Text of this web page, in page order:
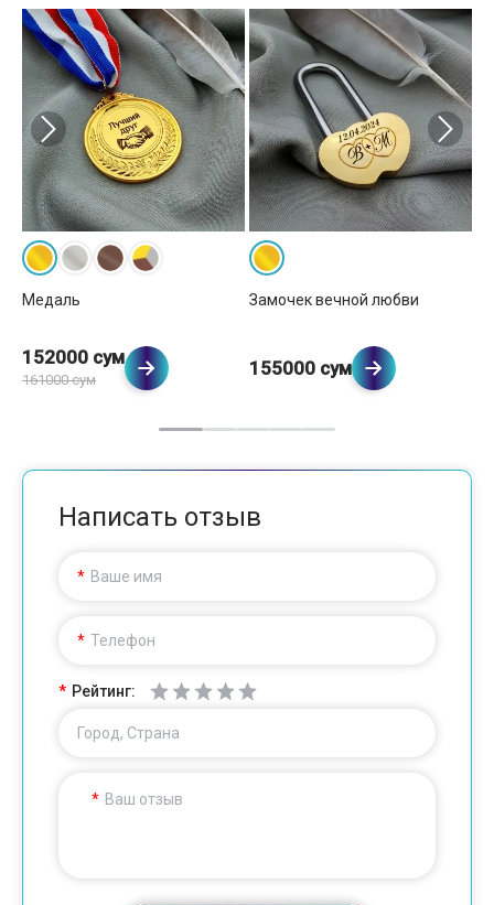
Медаль
152000 сум
161000 сум
Замочек вечной любви
155000 сум
Написать отзыв
Ваше имя
Телефон
Рейтинг:
Город, Страна
Ваш отзыв